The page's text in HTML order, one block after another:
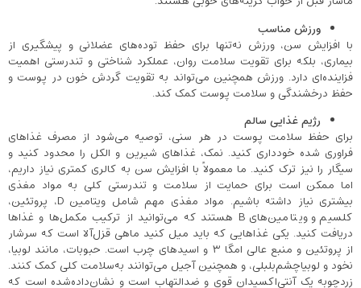
ورزش مناسب
با افزایش سن، ورزش نه‌تنها برای حفظ توده‌های عضلانی و پیشگیری از
بیماری، بلکه برای تقویت سلامت روان، عملکرد شناختی و تندرستی اهمیت
فزاینده‌ای دارد. ورزش همچنین می‌تواند به تقویت گردش خون در پوست و
حفظ درخشندگی و سلامت پوست کمک کند.
رژیم غذایی سالم
برای حفظ سلامت پوست در هر سنی، توصیه می‌شود از مصرف غذاهای
فراوری شده خودداری کنید. نمک، غذاهای شیرین و الکل را محدود کنید و
سیگار را نیز ترک کنید. ما معمولاً با افزایش سن به کالری کمتری نیاز داریم،
اما ممکن است برای حمایت از سلامت و تندرستی کلی به مواد مغذی
بیشتری نیاز داشته باشیم. مواد مغذی مهم شامل ویتامین D، پروتئین،
کلسیم و ویتامین‌های B هستند که می‌توانید از ترکیب مکمل‌ها و غذاها
دریافت کنید. یکی غذاهایی که باید میل کنید ماهی قزل‌آلا است که سرشار
از پروتئین و منبع عالی امگا ۳ و اسیدهای چرب است. حبوبات، مانند لوبیا،
نخود و لوبیاچشم‌بلبلی، و همچنین آجیل می‌توانند به‌سلامت کلی کمک کنند.
زردچوبه یک آنتی‌اکسیدان قوی و ضدالتهاب است و نشان‌داده‌شده است که